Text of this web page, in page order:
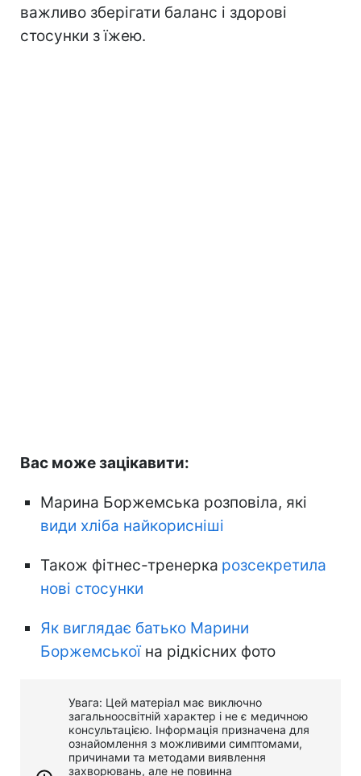
важливо зберігати баланс і здорові
стосунки з їжею.
Вас може зацікавити:
Марина Боржемська розповіла, які
види хліба найкорисніші
Також фітнес-тренерка розсекретила
нові стосунки
Як виглядає батько Марини
Боржемської на рідкісних фото
Увага: Цей матеріал має виключно
загальноосвітній характер і не є медичною
консультацією. Інформація призначена для
ознайомлення з можливими симптомами,
причинами та методами виявлення
захворювань, але не повинна